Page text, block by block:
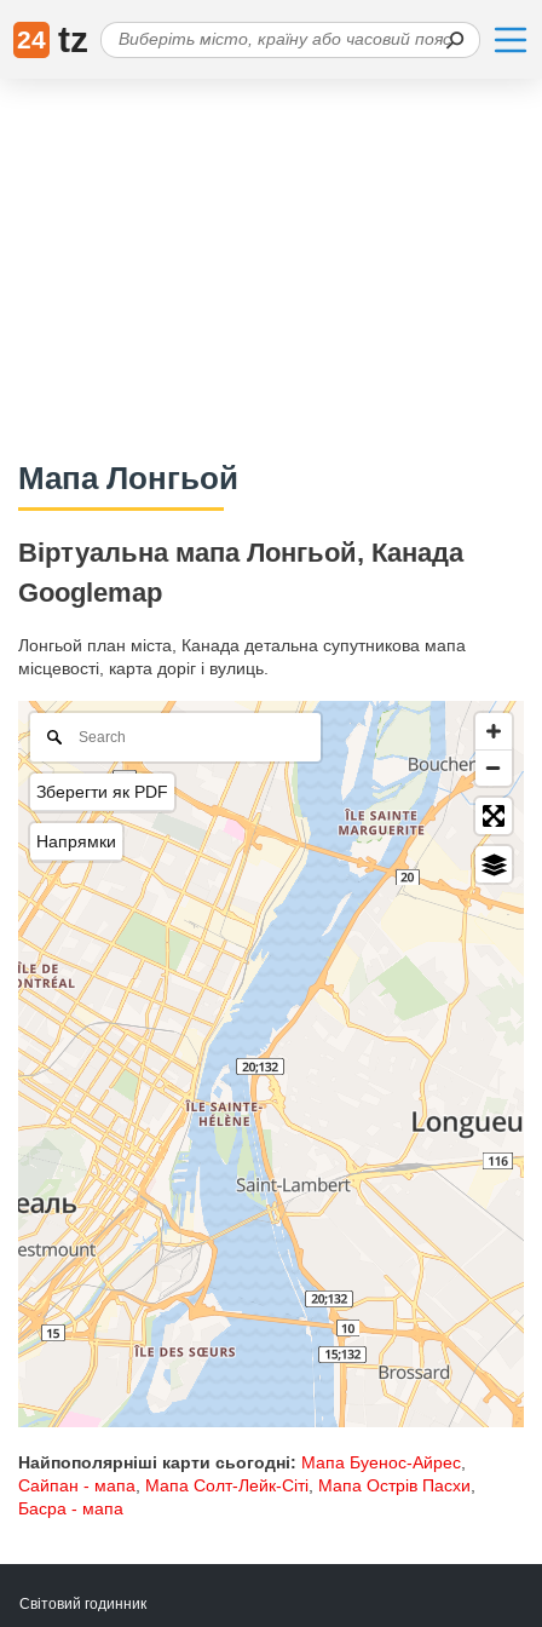
24 tz
Мапа Лонгьой
Віртуальна мапа Лонгьой, Канада
Googlemap
Лонгьой план міста, Канада детальна супутникова мапа
місцевості, карта доріг і вулиць.
Зберегти як PDF
Напрямки
Найпополярніші карти сьогодні: Мапа Буенос-Айрес,
Сайпан - мапа, Мапа Солт-Лейк-Сіті, Мапа Острів Пасхи,
Басра - мапа
Світовий годинник